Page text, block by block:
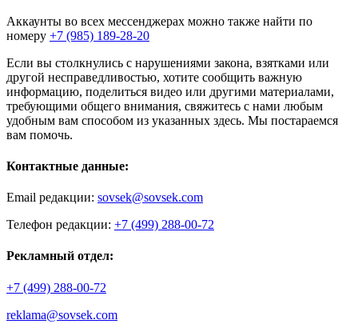
Аккаунты во всех мессенджерах можно также найти по
номеру +7 (985) 189-28-20
Если вы столкнулись с нарушениями закона, взятками или
другой несправедливостью, хотите сообщить важную
информацию, поделиться видео или другими материалами,
требующими общего внимания, свяжитесь с нами любым
удобным вам способом из указанных здесь. Мы постараемся
вам помочь.
Контактные данные:
Email редакции: sovsek@sovsek.com
Телефон редакции: +7 (499) 288-00-72
Рекламный отдел:
+7 (499) 288-00-72
reklama@sovsek.com